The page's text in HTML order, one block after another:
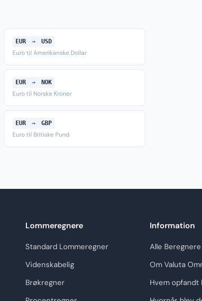
EUR → USD
Euro til Amerikanske Dollar
EUR → NOK
Euro til Norske Kroner
EUR → GBP
Euro til Britiske Pund
Lommeregnere
Standard Lommeregner
Videnskabelig
Brøkregner
Information
Alle Beregnere
Om Valuta
Hvem opfandt